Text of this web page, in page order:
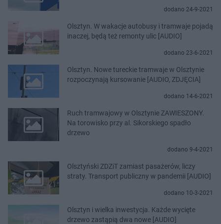
dodano 24-9-2021
Olsztyn. W wakacje autobusy i tramwaje pojadą
inaczej, będą też remonty ulic [AUDIO]
dodano 23-6-2021
Olsztyn. Nowe tureckie tramwaje w Olsztynie
rozpoczynają kursowanie [AUDIO, ZDJĘCIA]
dodano 14-6-2021
Ruch tramwajowy w Olsztynie ZAWIESZONY.
Na torowisko przy al. Sikorskiego spadło
drzewo
dodano 9-4-2021
Olsztyński ZDZiT zamiast pasażerów, liczy
straty. Transport publiczny w pandemii [AUDIO]
dodano 10-3-2021
Olsztyn i wielka inwestycja. Każde wycięte
drzewo zastąpią dwa nowe [AUDIO]